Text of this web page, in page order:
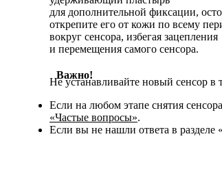
для дополнительной фиксации,
открепите его от кожи по всему
вокруг сенсора, избегая зацепления
и перемещения самого сенсора.
Важно!
Не устанавливайте новый сенсор
Если на любом этапе снятия
«Частые вопросы».
Если вы не нашли ответа в разделе